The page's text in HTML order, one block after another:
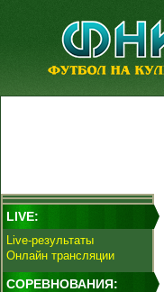
LIVE:
Live-результаты
Онлайн трансляции
СОРЕВНОВАНИЯ: